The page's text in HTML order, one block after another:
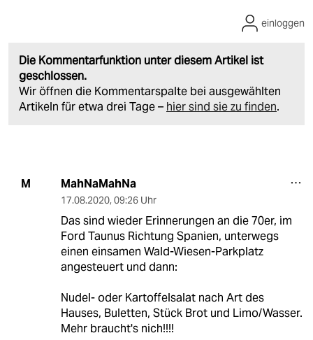
Die Kommentarfunktion unter diesem Artikel ist
geschlossen.
Wir öffnen die Kommentarspalte bei ausgewählten
Artikeln für etwa drei Tage – hier sind sie zu finden.
einloggen
M MahNaMahNa
17.08.2020, 09:26 Uhr
Das sind wieder Erinnerungen an die 70er, im
Ford Taunus Richtung Spanien, unterwegs
einen einsamen Wald-Wiesen-Parkplatz
angesteuert und dann:
Nudel- oder Kartoffelsalat nach Art des
Hauses, Buletten, Stück Brot und Limo/Wasser.
Mehr braucht's nich!!!!